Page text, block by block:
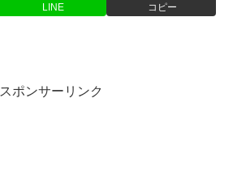
LINE コピー
スポンサーリンク